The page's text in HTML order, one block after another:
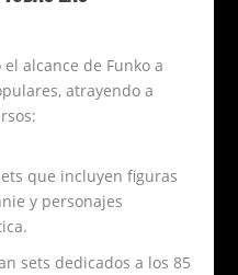
alcance de Funko a
atrayendo a
que incluyen figuras
y personajes
sets dedicados a los 85